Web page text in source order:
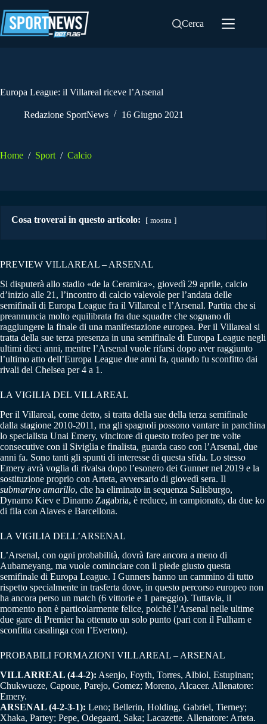
al
contenuto
Cerca
Europa League: il Villareal riceve l’Arsenal
Redazione SportNews 16 Giugno 2021
Home / Sport / Calcio
Cosa troverai in questo articolo: mostra
PREVIEW VILLAREAL – ARSENAL
Si disputerà allo stadio «de la Ceramica», giovedì 29 aprile, calcio
d’inizio alle 21, l’incontro di calcio valevole per l’andata delle
semifinali di Europa League fra il Villareal e l’Arsenal. Partita che si
preannuncia molto equilibrata fra due squadre che sognano di
raggiungere la finale di una manifestazione europea. Per il Villareal si
tratta della sue terza presenza in una semifinale di Europa League negli
ultimi dieci anni, mentre l’Arsenal vuole rifarsi dopo aver raggiunto
l’ultimo atto dell’Europa League due anni fa, quando fu sconfitto dai
rivali del Chelsea per 4 a 1.
LA VIGILIA DEL VILLAREAL
Per il Villareal, come detto, si tratta della sue della terza semifinale
dalla stagione 2010-2011, ma gli spagnoli possono vantare in panchina
lo specialista Unai Emery, vincitore di questo trofeo per tre volte
consecutive con il Siviglia e finalista, guarda caso con l’Arsenal, due
anni fa. Sono tanti gli spunti di interesse di questa sfida. Lo stesso
Emery avrà voglia di rivalsa dopo l’esonero dei Gunner nel 2019 e la
sostituzione proprio con Arteta, avversario di giovedì sera. Il
submarino amarillo, che ha eliminato in sequenza Salisburgo,
Dynamo Kiev e Dinamo Zagabria, è reduce, in campionato, da due ko
di fila con Alaves e Barcellona.
LA VIGILIA DELL’ARSENAL
L’Arsenal, con ogni probabilità, dovrà fare ancora a meno di
Aubameyang, ma vuole cominciare con il piede giusto questa
semifinale di Europa League. I Gunners hanno un cammino di tutto
rispetto specialmente in trasferta dove, in questo percorso europeo non
ha ancora perso un match (6 vittorie e 1 pareggio). Tuttavia, il
momento non è particolarmente felice, poiché l’Arsenal nelle ultime
due gare di Premier ha ottenuto un solo punto (pari con il Fulham e
sconfitta casalinga con l’Everton).
PROBABILI FORMAZIONI VILLAREAL – ARSENAL
VILLARREAL (4-4-2): Asenjo, Foyth, Torres, Albiol, Estupinan;
Chukwueze, Capoue, Parejo, Gomez; Moreno, Alcacer. Allenatore:
Emery.
ARSENAL (4-2-3-1): Leno; Bellerin, Holding, Gabriel, Tierney;
Xhaka, Partey; Pepe, Odegaard, Saka; Lacazette. Allenatore: Arteta.